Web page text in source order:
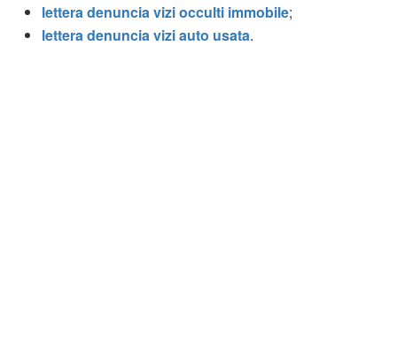
lettera denuncia vizi occulti immobile;
lettera denuncia vizi auto usata.